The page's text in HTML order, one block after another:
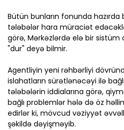
Bütün bunların fonunda hazırda
tələbələr hara müraciət
görə, Mərkəzlərdə elə bir sistüm
"dur" deyə bilmir.
Agentliyin yeni rəhbərliyi
islahatların sürətlənəcəyi ilə
tələbələrin iddialarına görə,
bağlı problemlər hələ də öz
edirlər ki, mövcud vəziyyət
şəkildə dəyişməyib.